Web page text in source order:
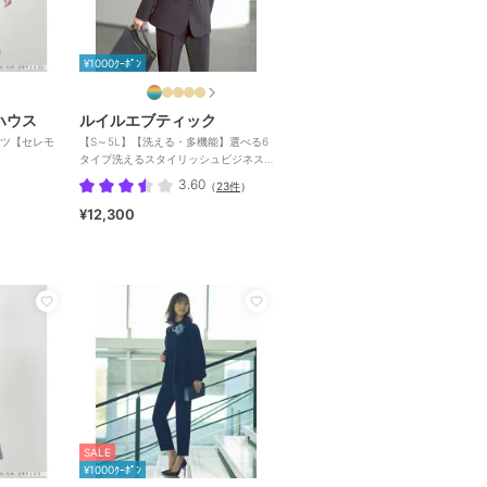
ウス
【セレモ
¥1000ｸｰﾎﾟﾝ
ルイルエブティック
【S～5L】【洗える・多機能】選べる6
タイプ洗えるスタイリッシュビジネス
スーツパンツセット
3.60 （23件）
¥12,300
SALE
¥1000ｸｰﾎﾟﾝ